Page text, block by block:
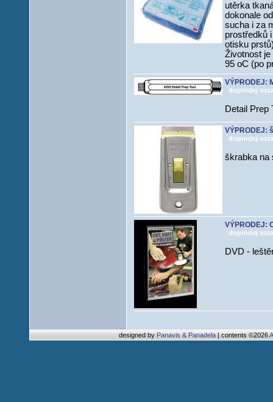
utěrka
dokonale
sucha i za
prostředků
otisku
Životnost
95 oC (po
VÝPRODEJ:
doprodej
Detail Prep
VÝPRODEJ:
doprodej
škrabka na
VÝPRODEJ:
doprodej
DVD -
designed byPanavis & Panadela| contents ©2026